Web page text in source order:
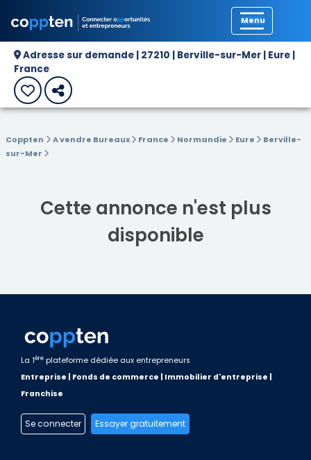
Adresse sur demande | 27210 | Berville-sur-Mer | Eure |
France
Coppten A vendre Bureaux France Normandie Eure
Berville-
sur-Mer
Cette annonce n'est plus
disponible
La 1ère plateforme dédiée aux entrepreneurs
Entreprise | Fonds de commerce | Immobilier d'entreprise |
Franchise
Se connecter Essayer gratuitement